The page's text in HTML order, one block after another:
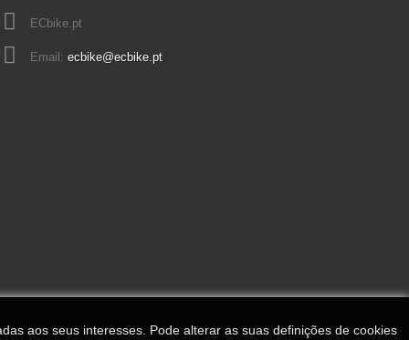
ECbike.pt
Email: ecbike@ecbike.pt
aos seus interesses. Pode alterar as suas definições de cookies